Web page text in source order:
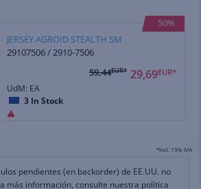
50%
JERSEY AGROID STEALTH SM
29107506 / 2910-7506
29,69EUR*
59,44EUR*
UdM: EA
3 In Stock
*incl. 19% IVA
pendientes (en backorder) de EE.UU. no
más información, consulte nuestra política